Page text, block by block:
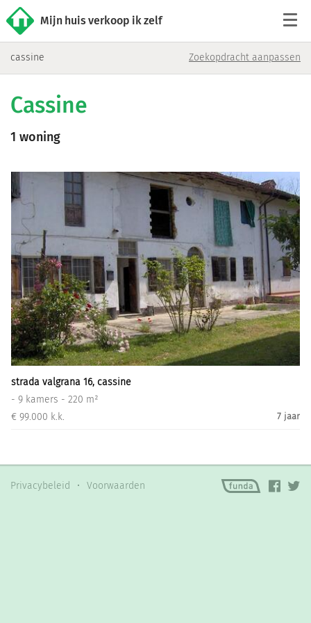
Mijn huis verkoop ik zelf
Reviews
Contact
Verkoop starten
Informatiegesprek
Inloggen
cassine Zoekopdracht aanpassen
Cassine
1 woning
strada valgrana 16, cassine
- 9 kamers - 220 m²
€ 99.000 k.k.
7 jaar
Privacybeleid • Voorwaarden